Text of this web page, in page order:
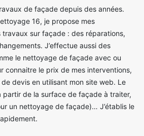
de façade depuis des années.
16, je propose mes
sur façade : des réparations,
J’effectue aussi des
le nettoyage de façade avec ou
connaitre le prix de mes interventions,
devis en utilisant mon site web. Le
de la surface de façade à traiter,
un nettoyage de façade)… J’établis le